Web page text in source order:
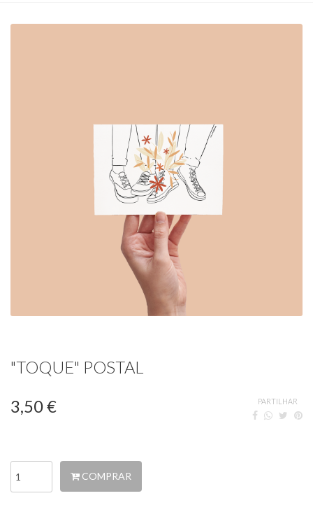
"TOQUE" POSTAL
3,50 € PARTILHAR
COMPRAR